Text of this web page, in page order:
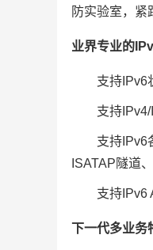
防实验室，紧
业界专业的
支持IPv6
支持
支持IPv6
ISATAP隧道
支持IPv6
下一代多业务